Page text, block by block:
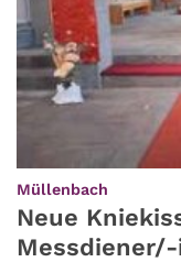
Müllenbach
Neue